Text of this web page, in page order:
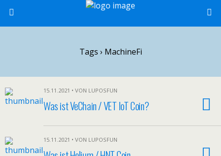
Tags › MachineFi
15.11.2021 • VON LUPOSFUN
Was ist VeChain / VET IoT Coin?
15.11.2021 • VON LUPOSFUN